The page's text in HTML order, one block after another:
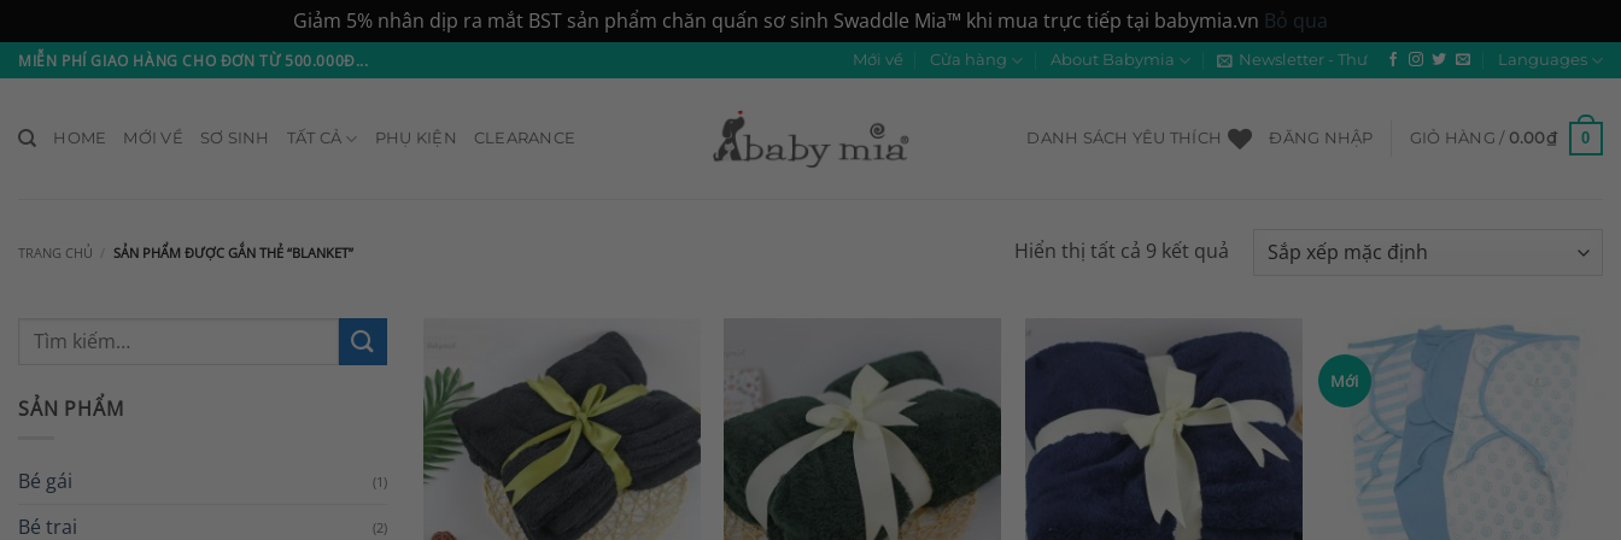
Giảm 5% nhân dịp ra mắt BST sản phẩm chăn quấn sơ sinh Swaddle Mia™ khi mua trực tiếp tại babymia.vn Bỏ qua
Bỏ
qua
dung
MIỄN PHÍ GIAO HÀNG CHO ĐƠN TỪ 500.000Đ... Mới về Cửa hàng About Babymia Newsletter - Thư Languages
HOME MỚI VỀ SƠ SINH TẤT CẢ PHỤ KIỆN CLEARANCE DANH SÁCH YÊU THÍCH ĐĂNG NHẬP GIỎ HÀNG / 0.00₫ 0
TRANG CHỦ / SẢN PHẨM ĐƯỢC GẮN THẺ “BLANKET” Hiển thị tất cả 9 kết quả
Tìm
SẢN PHẨM
Bé gái (1)
Bé trai (2)
Add to
Wishlist
Add to
Wishlist
Wishlist
Mới